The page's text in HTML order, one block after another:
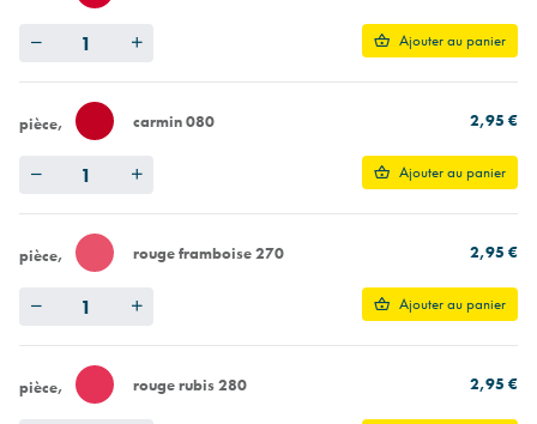
Ajouter au panier
pièce carmin 080 2,95 €
Ajouter au panier
pièce rouge framboise 270 2,95 €
Ajouter au panier
pièce rouge rubis 280 2,95 €